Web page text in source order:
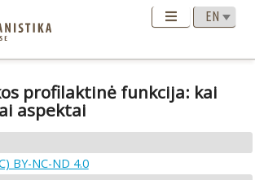
profilaktinė funkcija: kai
aspektai
BY-NC-ND 4.0